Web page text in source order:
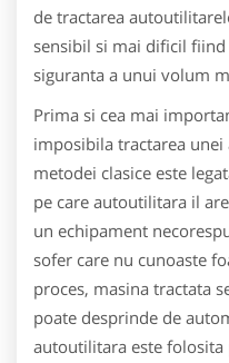
de tractarea
sensibil si mai dificil
siguranta a unui volum
Prima si cea mai
imposibila tractarea
metodei clasice este
pe care autoutilitara il
un echipament
sofer care nu cunoaste
proces, masina tractata
poate desprinde de
autoutilitara este